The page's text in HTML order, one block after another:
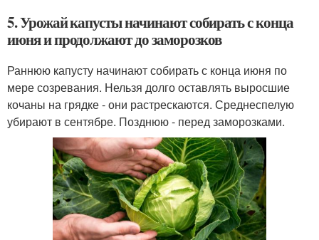
5. Урожай капусты начинают собирать с конца
июня и продолжают до заморозков
Раннюю капусту начинают собирать с конца июня по
мере созревания. Нельзя долго оставлять выросшие
кочаны на грядке - они растрескаются. Среднеспелую
убирают в сентябре. Позднюю - перед заморозками.